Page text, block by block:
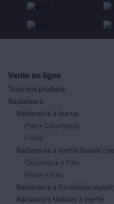
Vente en ligne
Tous nos produits
Radiateurs
Radiateurs à Inertie
Pierre Céramique
Fonte
Radiateurs à inertie Double
Céramique + Film
Fonte + Film
Radiateurs à Panneaux
Radiateurs Mobiles à inertie